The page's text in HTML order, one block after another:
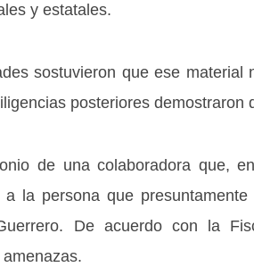
y estatales.
sostuvieron que ese material
posteriores demostraron
de una colaboradora que,
la persona que
De acuerdo con la